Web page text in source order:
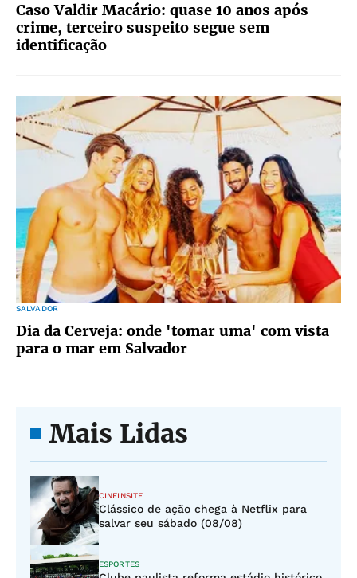
Caso Valdir Macário: quase 10 anos após
crime, terceiro suspeito segue sem
identificação
SALVADOR
Dia da Cerveja: onde 'tomar uma' com vista
para o mar em Salvador
Mais Lidas
CINEINSITE
Clássico de ação chega à Netflix para
salvar seu sábado (08/08)
ESPORTES